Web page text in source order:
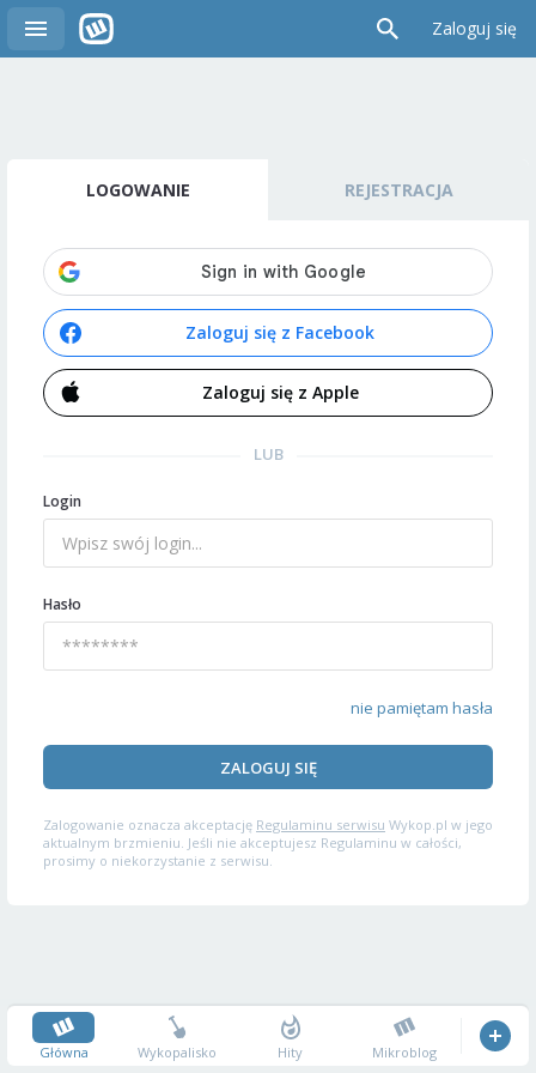
Zaloguj się
LOGOWANIE REJESTRACJA
Zaloguj się z Facebook
Zaloguj się z Apple
LUB
Login
Hasło
nie pamiętam hasła
ZALOGUJ SIĘ
Zalogowanie oznacza akceptację Regulaminu serwisu Wykop.pl w jego
aktualnym brzmieniu. Jeśli nie akceptujesz Regulaminu w całości,
prosimy o niekorzystanie z serwisu.
Główna Wykopalisko Hity Mikroblog